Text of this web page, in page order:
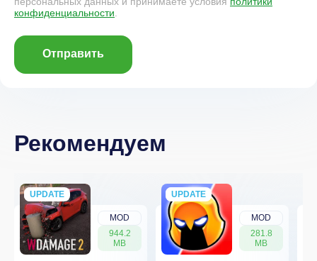
конфиденциальности
Отправить
Рекомендуем
MOD
944.2
MB
UPDATE
NEW
MOD
281.8
MB
UPDATE
NEW